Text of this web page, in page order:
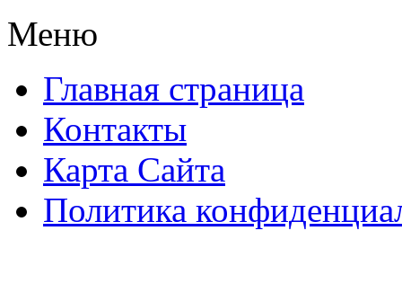
Меню
Главная страница
Контакты
Карта Сайта
Политика